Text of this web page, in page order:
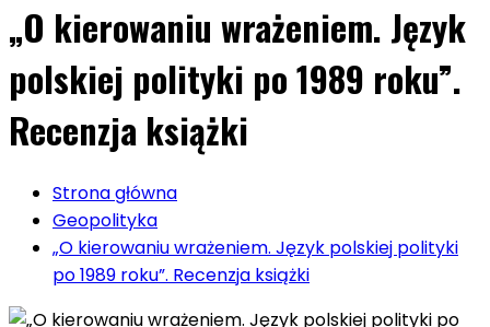
„O kierowaniu wrażeniem. Język
polskiej polityki po 1989 roku”.
Recenzja książki
Strona główna
Geopolityka
„O kierowaniu wrażeniem. Język polskiej polityki
po 1989 roku”. Recenzja książki